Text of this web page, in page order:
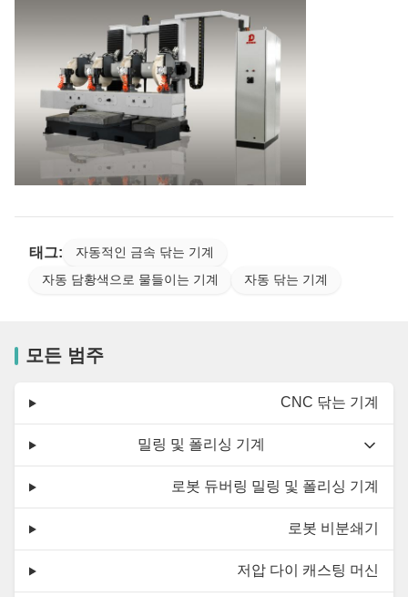
태그:
자동적인 금속 닦는 기계
자동 담황색으로 물들이는 기계
자동 닦는 기계
모든 범주
CNC 닦는 기계
밀링 및 폴리싱 기계
로봇 듀버링 밀링 및 폴리싱 기계
로봇 비분쇄기
저압 다이 캐스팅 머신